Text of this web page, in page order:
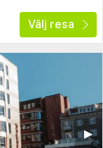
Välj resa
▶︎